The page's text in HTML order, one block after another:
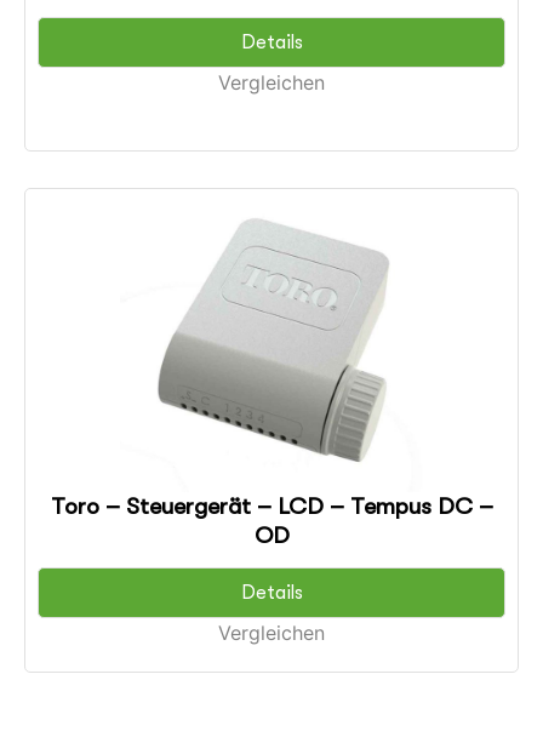
Details
Vergleichen
Toro – Steuergerät – LCD – Tempus DC –
OD
Details
Vergleichen